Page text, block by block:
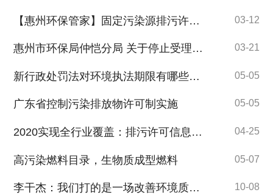
【惠州环保管家】固定污染源排污许可分类管理名录（2017年版） 03-12
惠州市环保局仲恺分局 关于停止受理排污费申报有关事项的公告 03-21
新行政处罚法对环境执法期限有哪些影响？ 05-05
广东省控制污染排放物许可制实施 05-05
2020实现全行业覆盖：排污许可信息平台引发广泛关注 04-25
高污染燃料目录，生物质成型燃料 05-07
李干杰：我们打的是一场改善环境质量的攻坚战 10-08